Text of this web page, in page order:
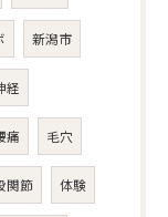
新潟市
経
痛 毛穴
関節 体験